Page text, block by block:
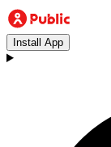
Install App